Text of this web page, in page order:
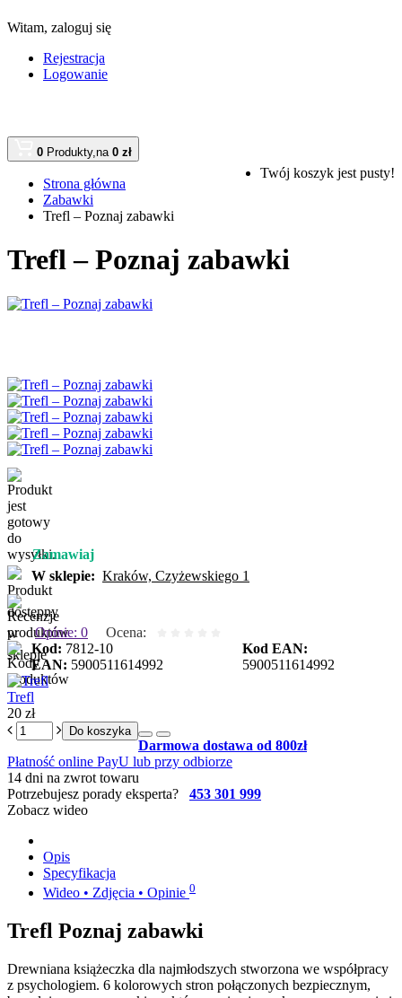
Witam, zaloguj się
Rejestracja
Logowanie
0 Produkty,na 0 zł
Twój koszyk jest pusty!
Strona główna
Zabawki
Trefl – Poznaj zabawki
Trefl – Poznaj zabawki
Zamawiaj
W sklepie: Kraków, Czyżewskiego 1
Opinie: 0
Ocena:
Kod: 7812-10
EAN: 5900511614992
Kod EAN:
5900511614992
Trefl
20 zł
Do koszyka
Darmowa dostawa od 800zł
Płatność online PayU lub przy odbiorze
14 dni na zwrot towaru
Potrzebujesz porady eksperta? 453 301 999
Zobacz wideo
Opis
Specyfikacja
Wideo • Zdjęcia • Opinie 0
Trefl Poznaj zabawki
Drewniana książeczka dla najmłodszych stworzona we współpracy
z psychologiem. 6 kolorowych stron połączonych bezpiecznym,